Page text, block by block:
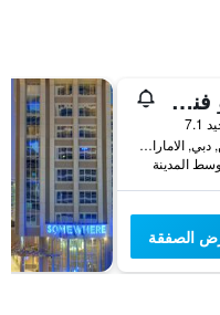
ستار مترو فندق ديرة دبي
7.1
شارع صلاح الدين, دبي, الامارات العربية المتحدة
الصفقة